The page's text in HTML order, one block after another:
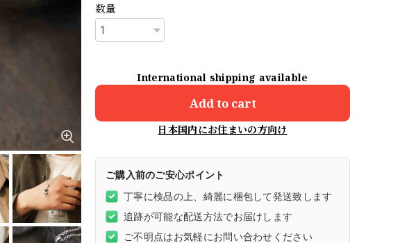
数量
International shipping available
Add to cart
日本国内にお住まいの方向け
ご購入前のご安心ポイント
丁寧に検品の上、綺麗に梱包して発送致します
追跡が可能な配送方法でお届けします
ご不明点はお気軽にお問い合わせください